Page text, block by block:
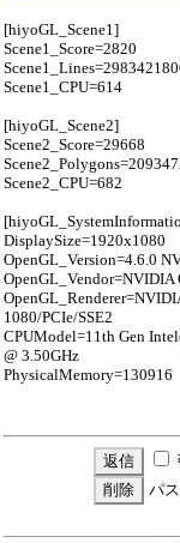
[hiyoGL_Scene1]
Scene1_Score=2820
Scene1_CPU=614
[hiyoGL_Scene2]
Scene2_Score=29668
Scene2_CPU=682
DisplaySize=1920x1080
OpenGL_Version=4.6.0
OpenGL_Vendor=NVIDIA
1080/PCIe/SSE2
CPUModel=11th Gen
@ 3.50GHz
PhysicalMemory=130916
パ